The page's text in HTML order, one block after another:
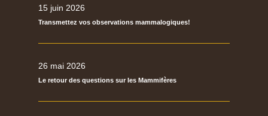
15 juin 2026
Transmettez vos observations mammalogiques!
26 mai 2026
Le retour des questions sur les Mammifères